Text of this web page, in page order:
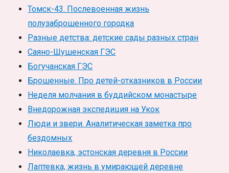
Томск-43. Послевоенная жизнь
полузаброшенного городка
Разные детства: детские сады разных стран
Саяно-Шушенская ГЭС
Богучанская ГЭС
Брошенные. Про детей-отказников в России
Неделя молчания в буддийском монастыре
Внедорожная экспедиция на Укок
Люди и звери. Аналитическая заметка про
бездомных
Николаевка, эстонская деревня в России
Лаптевка, жизнь в умирающей деревне